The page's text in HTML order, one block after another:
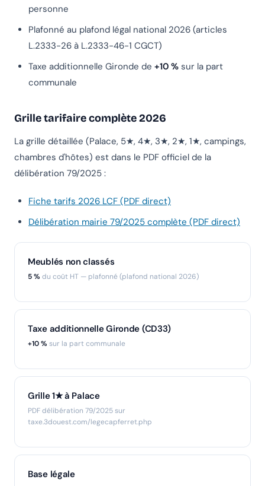
personne
Plafonné au plafond légal national 2026 (articles
L.2333-26 à L.2333-46-1 CGCT)
Taxe additionnelle Gironde de +10 % sur la part
communale
Grille tarifaire complète 2026
La grille détaillée (Palace, 5★, 4★, 3★, 2★, 1★, campings,
chambres d'hôtes) est dans le PDF officiel de la
délibération 79/2025 :
Fiche tarifs 2026 LCF (PDF direct)
Délibération mairie 79/2025 complète (PDF direct)
Meublés non classés
5 % du coût HT — plafonné (plafond national 2026)
Taxe additionnelle Gironde (CD33)
+10 % sur la part communale
Grille 1★ à Palace
PDF délibération 79/2025 sur
taxe.3douest.com/legecapferret.php
Base légale